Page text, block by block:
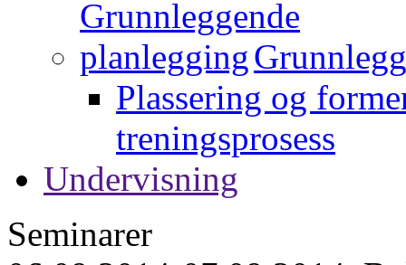
Plassering og
treningsprosess
Undervisning
Seminarer